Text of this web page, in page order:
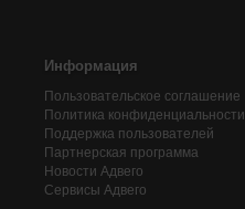
Информация
Пользовательское соглашение
Политика конфиденциальности
Поддержка пользователей
Партнерская программа
Новости Адвего
Сервисы Адвего